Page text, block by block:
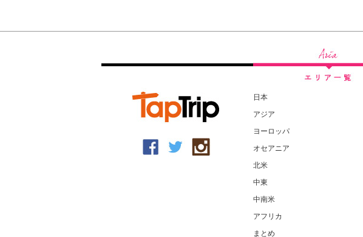
日本
アジア
ヨーロッパ
オセアニア
北米
中東
中南米
アフリカ
まとめ